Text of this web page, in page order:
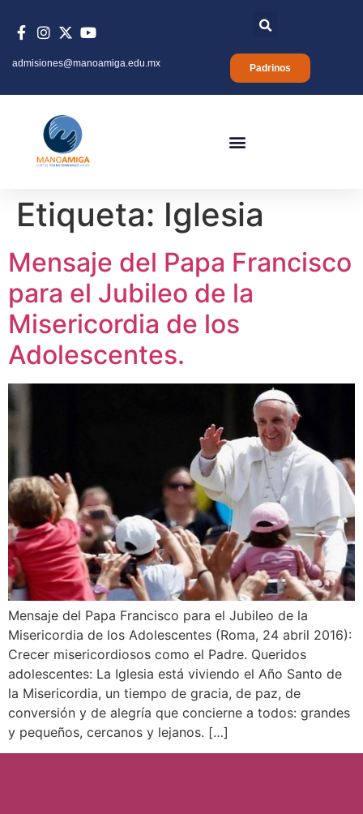
Padrinos
admisiones@manoamiga.edu.mx
Etiqueta: Iglesia
Mensaje del Papa Francisco
para el Jubileo de la
Misericordia de los
Adolescentes.
Mensaje del Papa Francisco para el Jubileo de la
Misericordia de los Adolescentes (Roma, 24 abril 2016):
Crecer misericordiosos como el Padre. Queridos
adolescentes: La Iglesia está viviendo el Año Santo de
la Misericordia, un tiempo de gracia, de paz, de
conversión y de alegría que concierne a todos: grandes
y pequeños, cercanos y lejanos. […]